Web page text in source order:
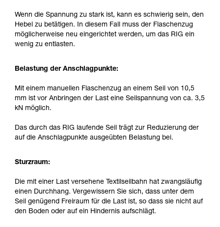
Wenn die Spannung zu stark ist, kann es schwierig sein, den
Hebel zu betätigen. In diesem Fall muss der Flaschenzug
möglicherweise neu eingerichtet werden, um das RIG ein
wenig zu entlasten.
Belastung der Anschlagpunkte:
Mit einem manuellen Flaschenzug an einem Seil von 10,5
mm ist vor Anbringen der Last eine Seilspannung von ca. 3,5
kN möglich.
Das durch das RIG laufende Seil trägt zur Reduzierung der
auf die Anschlagpunkte ausgeübten Belastung bei.
Sturzraum:
Die mit einer Last versehene Textilseilbahn hat zwangsläufig
einen Durchhang. Vergewissern Sie sich, dass unter dem
Seil genügend Freiraum für die Last ist, so dass sie nicht auf
den Boden oder auf ein Hindernis aufschlägt.